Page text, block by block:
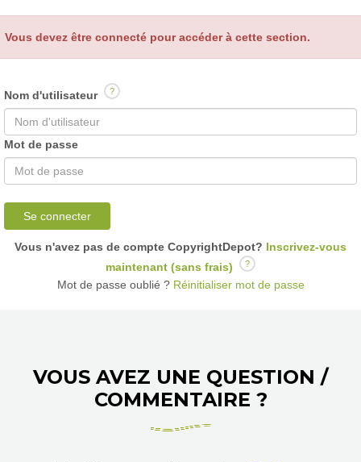
Vous devez être connecté pour accéder à cette section.
Nom d'utilisateur ?
Mot de passe
Se connecter
Vous n'avez pas de compte CopyrightDepot? Inscrivez-vous
maintenant (sans frais)
?
Mot de passe oublié ?Réinitialiser mot de passe
VOUS AVEZ UNE QUESTION /
COMMENTAIRE ?